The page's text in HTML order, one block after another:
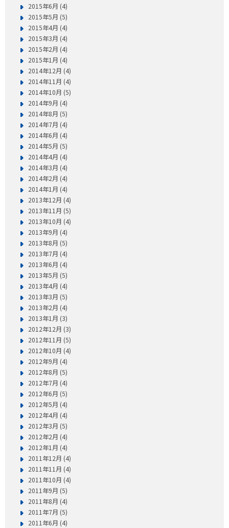
2015年6月 (4)
2015年5月 (5)
2015年4月 (4)
2015年3月 (4)
2015年2月 (4)
2015年1月 (4)
2014年12月 (4)
2014年11月 (4)
2014年10月 (5)
2014年9月 (4)
2014年8月 (5)
2014年7月 (4)
2014年6月 (4)
2014年5月 (5)
2014年4月 (4)
2014年3月 (4)
2014年2月 (4)
2014年1月 (4)
2013年12月 (4)
2013年11月 (5)
2013年10月 (4)
2013年9月 (4)
2013年8月 (5)
2013年7月 (4)
2013年6月 (4)
2013年5月 (5)
2013年4月 (4)
2013年3月 (5)
2013年2月 (4)
2013年1月 (3)
2012年12月 (3)
2012年11月 (5)
2012年10月 (4)
2012年9月 (4)
2012年8月 (5)
2012年7月 (4)
2012年6月 (5)
2012年5月 (4)
2012年4月 (4)
2012年3月 (5)
2012年2月 (4)
2012年1月 (4)
2011年12月 (4)
2011年11月 (4)
2011年10月 (4)
2011年9月 (5)
2011年8月 (4)
2011年7月 (5)
2011年6月 (4)